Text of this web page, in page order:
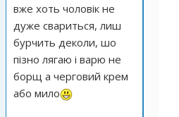
вже хоть чоловік не
дуже свариться, лиш
бурчить деколи, шо
пізно лягаю і варю не
борщ а черговий крем
або мило